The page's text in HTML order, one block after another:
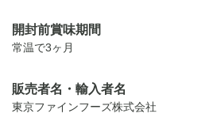
開封前賞味期間
常温で3ヶ月
販売者名・輸入者名
東京ファインフーズ株式会社